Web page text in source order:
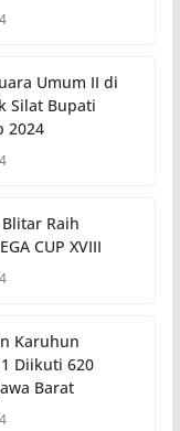
Umum II di
Silat Bupati
2024
Raih
CUP XVIII
Karuhun
Diikuti 620
Barat